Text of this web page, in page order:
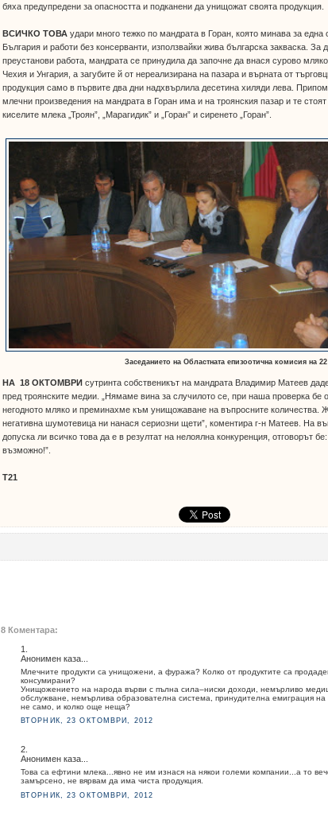
бяха предупредени за опасността и подканени да унищожат своята продукция.
ВСИЧКО ТОВА удари много тежко по мандрата в Горан, която минава за една
България и работи без консерванти, използвайки жива българска закваска. За
преустанови работа, мандрата се принудила да започне да внася сурово
Чехия и Унгария, а загубите й от нереализирана на пазара и върната от
продукция само в първите два дни надхвърлила десетина хиляди лева.
млечни произведения на мандрата в Горан има и на троянския пазар и те
киселите млека „Троян”, „Марагидик” и „Горан” и сиренето „Горан”.
Заседанието на Областната епизоотична комисия на
НА 18 ОКТОМВРИ сутринта собственикът на мандрата Владимир Матеев
пред троянските медии. „Нямаме вина за случилото се, при наша проверка бе
негодното мляко и преминахме към унищожаване на въпросните количества.
негативна шумотевица ни нанася сериозни щети”, коментира г-н Матеев. На
допуска ли всичко това да е в резултат на нелоялна конкуренция, отговорът
възможно!”.
Т21
8 Коментара:
1.
Анонимен каза...
Млечните продукти са унищожени, а фуража? Колко от продуктите са
консумирани?
Унищожението на народа върви с пълна сила–ниски доходи, немърливо
обслужване, немърлива образователна система, принудителна емиграция
не само, и колко още неща?
ВТОРНИК, 23 ОКТОМВРИ, 2012
2.
Анонимен каза...
Това са ефтини млека...явно не им изнася на някои големи компании...а то
замърсено, не вярвам да има чиста продукция.
ВТОРНИК, 23 ОКТОМВРИ, 2012